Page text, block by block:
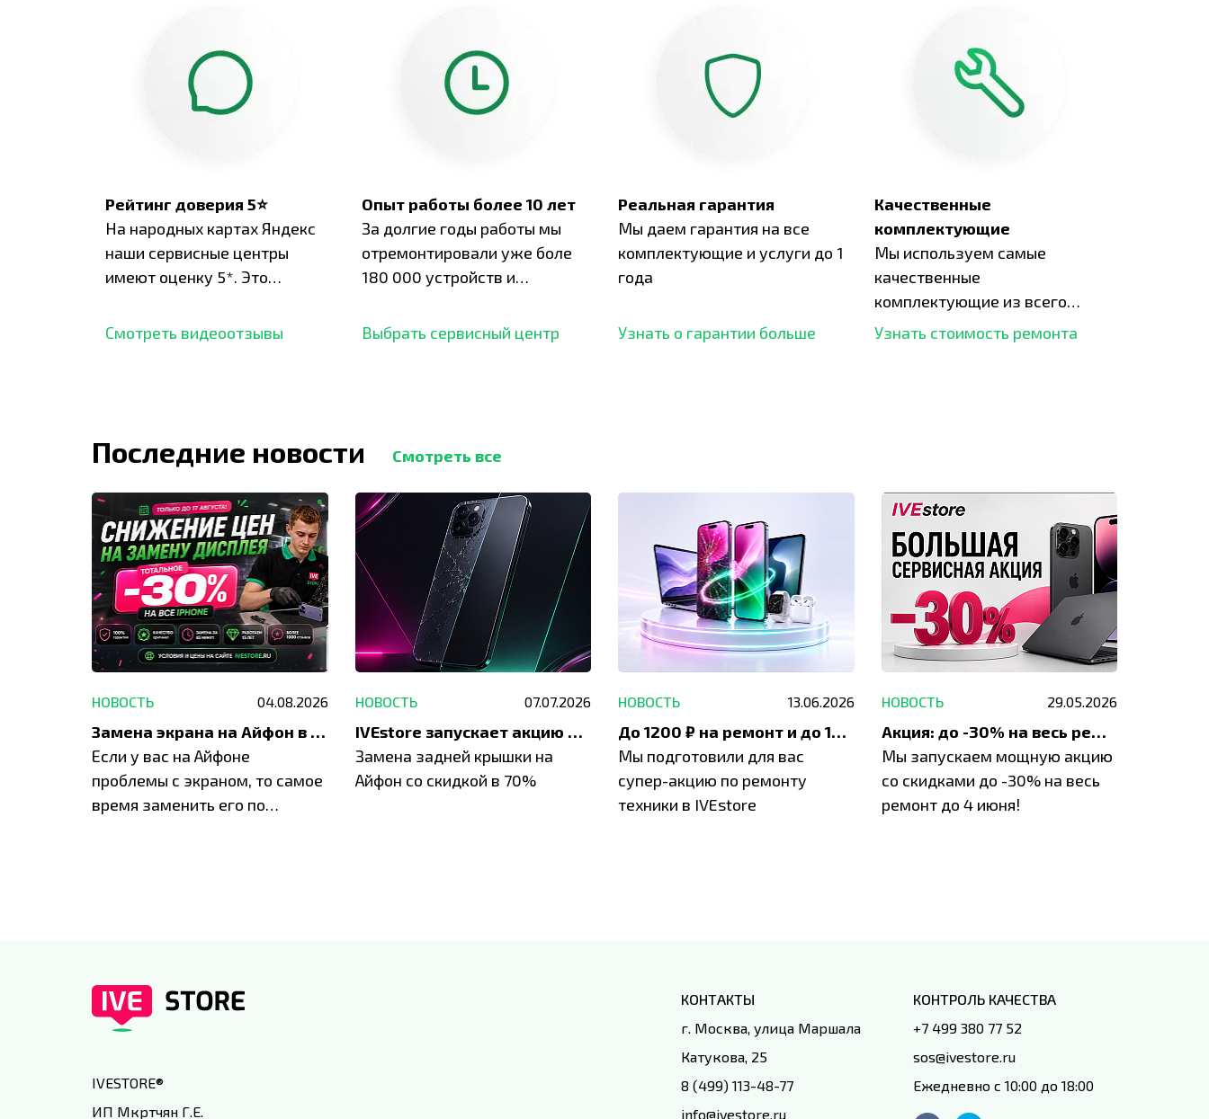
Рейтинг доверия 5⭐
На народных картах Яндекс
наши сервисные центры
имеют оценку 5*. Это
отзывов,
Смотреть видеоотзывы
Опыт работы более 10 лет
За долгие годы работы мы
отремонтировали уже боле
180 000 устройств и
опыт.
Выбрать сервисный центр
Реальная гарантия
Мы даем гарантия на все
комплектующие и услуги до 1
года
Узнать о гарантии больше
Качественные
комплектующие
Мы используем самые
качественные
комплектующие из всего
рынка и используем самое
Узнать стоимость ремонта
Последние новости Смотреть все
НОВОСТЬ 04.08.2026
Замена экрана на Айфон в Москве и Балашихе
Если у вас на Айфоне
проблемы с экраном, то самое
время заменить его по
НОВОСТЬ 07.07.2026
IVEstore запускает акцию на замену заднего стекла
Замена задней крышки на
Айфон со скидкой в 70%
НОВОСТЬ 13.06.2026
До 1200 ₽ на ремонт и до 1500 ₽ на покупку техники Apple
Мы подготовили для вас
супер-акцию по ремонту
техники в IVEstore
НОВОСТЬ 29.05.2026
Акция: до -30% на весь ремонт техники Apple
Мы запускаем мощную акцию
со скидками до -30% на весь
ремонт до 4 июня!
IVESTORE®
ИП Мкртчян Г.Е.
КОНТАКТЫ
г. Москва, улица Маршала
Катукова, 25
8 (499) 113-48-77
info@ivestore.ru
КОНТРОЛЬ КАЧЕСТВА
+7 499 380 77 52
sos@ivestore.ru
Ежедневно с 10:00 до 18:00